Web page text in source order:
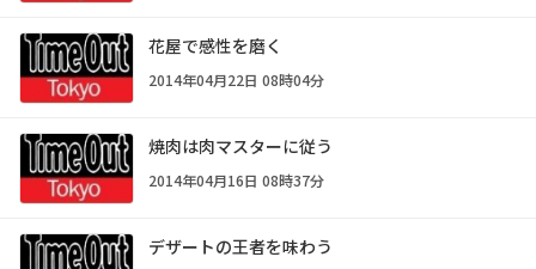
花屋で感性を磨く
2014年04月22日 08時04分
焼肉は肉マスターに従う
2014年04月16日 08時37分
デザートの王者を味わう